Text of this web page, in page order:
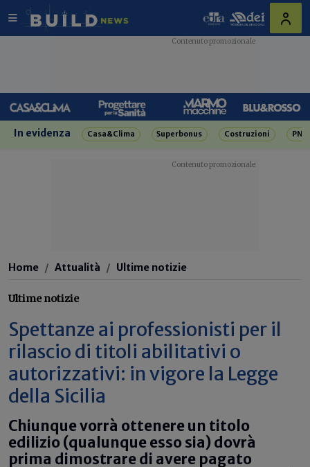
In evidenza Casa&Clima Superbonus Costruzioni
Home Attualità Ultime notizie
Ultime notizie
Spettanze ai professionisti per il
rilascio di titoli abilitativi o
autorizzativi: in vigore la Legge
della Sicilia
Chiunque vorrà ottenere un titolo
edilizio (qualunque esso sia) dovrà
prima dimostrare di avere pagato